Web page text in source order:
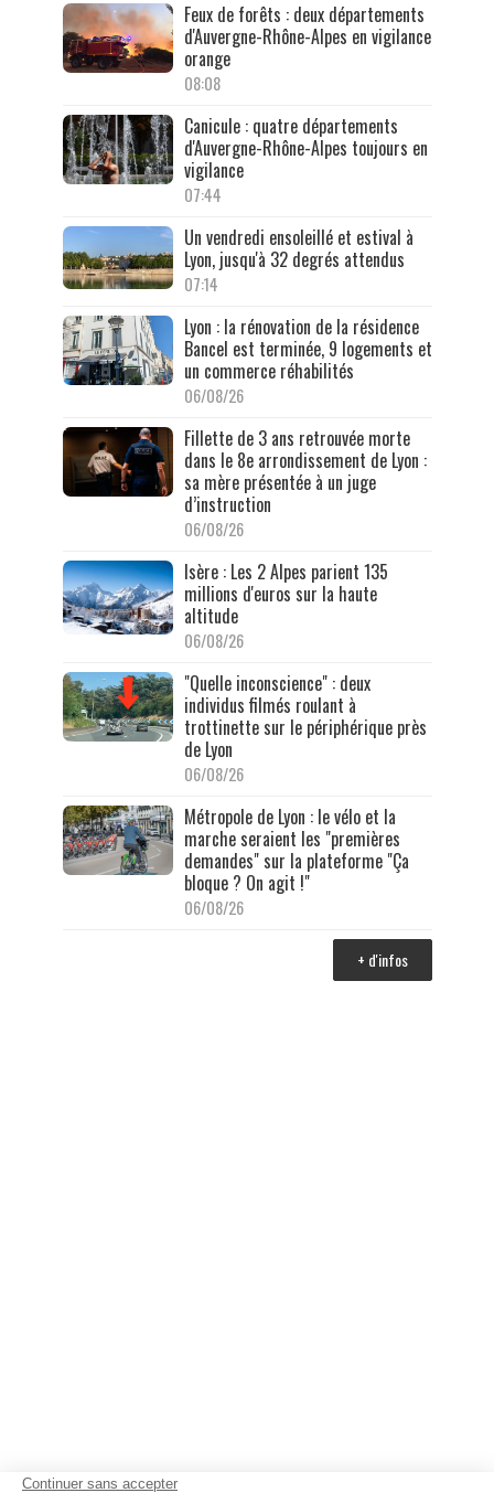
Feux de forêts : deux départements
d'Auvergne-Rhône-Alpes en vigilance
orange
08:08
Canicule : quatre départements
d'Auvergne-Rhône-Alpes toujours en
vigilance
07:44
Un vendredi ensoleillé et estival à
Lyon, jusqu'à 32 degrés attendus
07:14
Lyon : la rénovation de la résidence
Bancel est terminée, 9 logements et
un commerce réhabilités
06/08/26
Fillette de 3 ans retrouvée morte
dans le 8e arrondissement de Lyon :
sa mère présentée à un juge
d’instruction
06/08/26
Isère : Les 2 Alpes parient 135
millions d'euros sur la haute
altitude
06/08/26
"Quelle inconscience" : deux
individus filmés roulant à
trottinette sur le périphérique près
de Lyon
06/08/26
Métropole de Lyon : le vélo et la
marche seraient les "premières
demandes" sur la plateforme "Ça
bloque ? On agit !"
06/08/26
+ d'infos